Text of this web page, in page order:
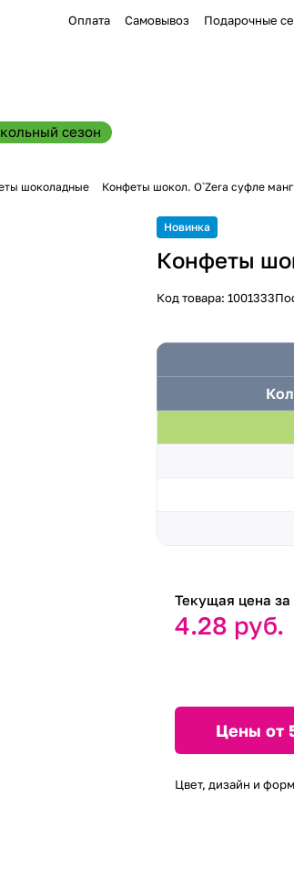
Оплата Самовывоз Подарочные
сезон
шоколадные Конфеты шокол. O`Zera суфле
Новинка
Конфеты
Код товара:1001333
Текущая цена
4.28 руб.
Цены от
Цвет, дизайн и